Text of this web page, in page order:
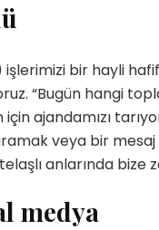
bir hayli
“Bugün hangi
ajandamızı
veya bir
anlarında bize
medya